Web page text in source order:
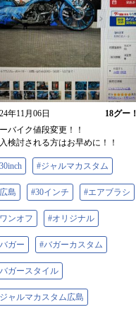
年11月06日 18グー！
バイク値段変更！！
検討される方はお早めに！！
#ジャルマカスタム
島 #30インチ #エアブラシ
ンオフ #オリジナル
ガー #バガーカスタム
ガースタイル
ャルマカスタム広島